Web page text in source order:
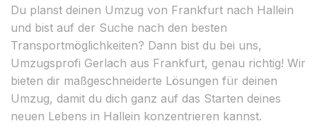
Du planst deinen Umzug von Frankfurt nach Hallein
und bist auf der Suche nach den besten
Transportmöglichkeiten? Dann bist du bei uns,
Umzugsprofi Gerlach aus Frankfurt, genau richtig! Wir
bieten dir maßgeschneiderte Lösungen für deinen
Umzug, damit du dich ganz auf das Starten deines
neuen Lebens in Hallein konzentrieren kannst.